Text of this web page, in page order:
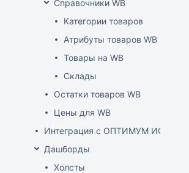
Справочники WB
Категории товаров
Атрибуты товаров WB
Товары на WB
Склады
Остатки товаров WB
Цены для WB
Интеграция с ОПТИМУМ ИСУМТ
Дашборды
Холсты